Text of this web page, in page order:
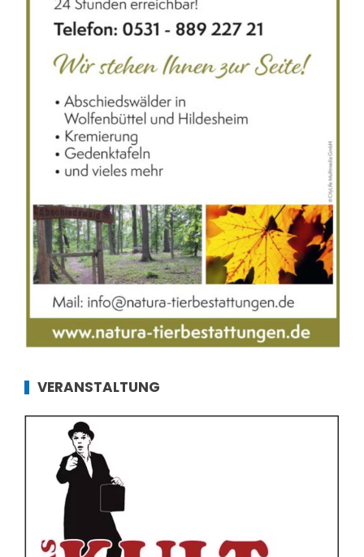
VERANSTALTUNG